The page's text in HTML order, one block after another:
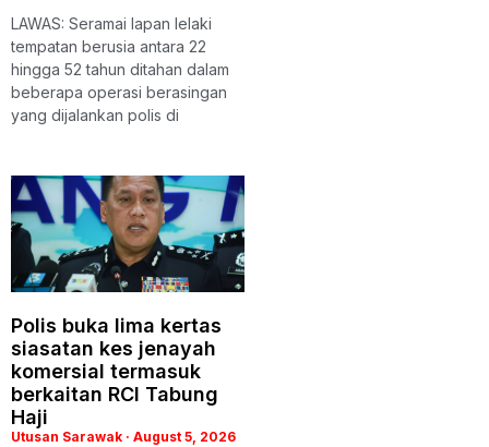
LAWAS: Seramai lapan lelaki
tempatan berusia antara 22
hingga 52 tahun ditahan dalam
beberapa operasi berasingan
yang dijalankan polis di
Polis buka lima kertas
siasatan kes jenayah
komersial termasuk
berkaitan RCI Tabung
Haji
Utusan Sarawak August 5, 2026